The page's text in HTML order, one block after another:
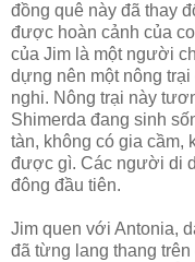
đồng quê này đã thay
được hoàn cảnh của
của Jim là một người
dựng nên một nông
nghi. Nông trại này
Shimerda đang sinh
tàn, không có gia cầm,
được gì. Các người di
đông đầu tiên.
Jim quen với Antonia,
đã từng lang thang